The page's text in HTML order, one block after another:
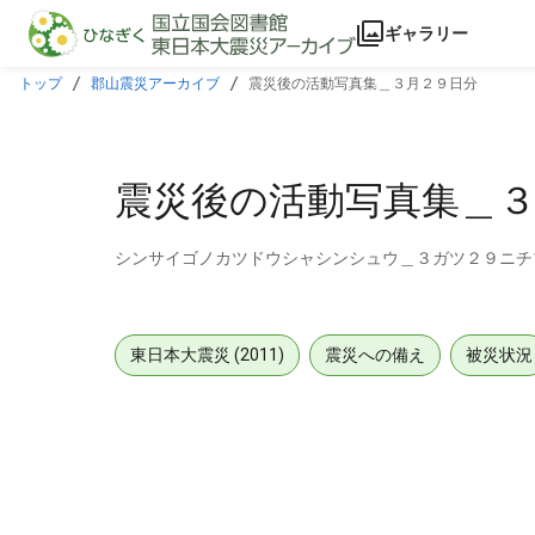
本文に飛ぶ
ギャラリー
トップ 郡山震災アーカイブ 震災後の活動写真集＿３月２９日分
震災後の活動写真集＿
シンサイゴノカツドウシャシンシュウ＿３ガツ２９ニ
東日本大震災 (2011) 震災への備え 被災状況